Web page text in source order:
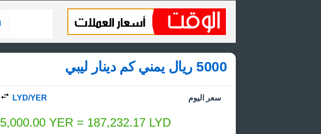
5000 ريال يمني كم دينار ليبي
سعر اليوم LYD/YER
5,000.00 YER = 187,232.17 LYD